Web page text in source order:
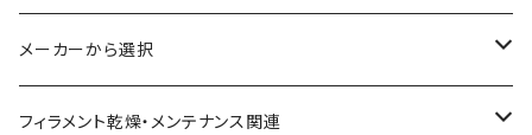
CA（セルロース アセテート）
CPE（コポリエステル）
導電性
磁性
お試し用少量サンプル
フィラメント径：1.75mm
メーカーから選択
3D BROOKLYN
フィラメント乾燥・メンテナンス関連